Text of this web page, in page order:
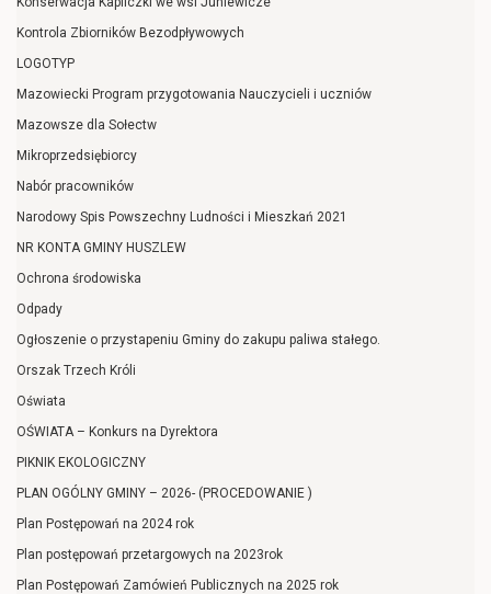
Kontrola Zbiorników Bezodpływowych
LOGOTYP
Mazowiecki Program przygotowania Nauczycieli i uczniów
Mazowsze dla Sołectw
Mikroprzedsiębiorcy
Nabór pracowników
Narodowy Spis Powszechny Ludności i Mieszkań 2021
NR KONTA GMINY HUSZLEW
Ochrona środowiska
Odpady
Ogłoszenie o przystapeniu Gminy do zakupu paliwa stałego.
Orszak Trzech Króli
Oświata
OŚWIATA – Konkurs na Dyrektora
PIKNIK EKOLOGICZNY
PLAN OGÓLNY GMINY – 2026- (PROCEDOWANIE )
Plan Postępowań na 2024 rok
Plan postępowań przetargowych na 2023rok
Plan Postępowań Zamówień Publicznych na 2025 rok